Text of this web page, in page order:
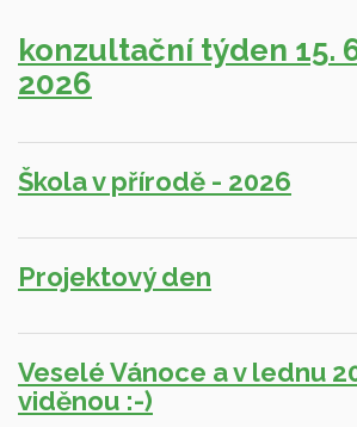
konzultační týden 15.
2026
Škola v přírodě - 2026
Projektový den
Veselé Vánoce a v lednu
viděnou :-)